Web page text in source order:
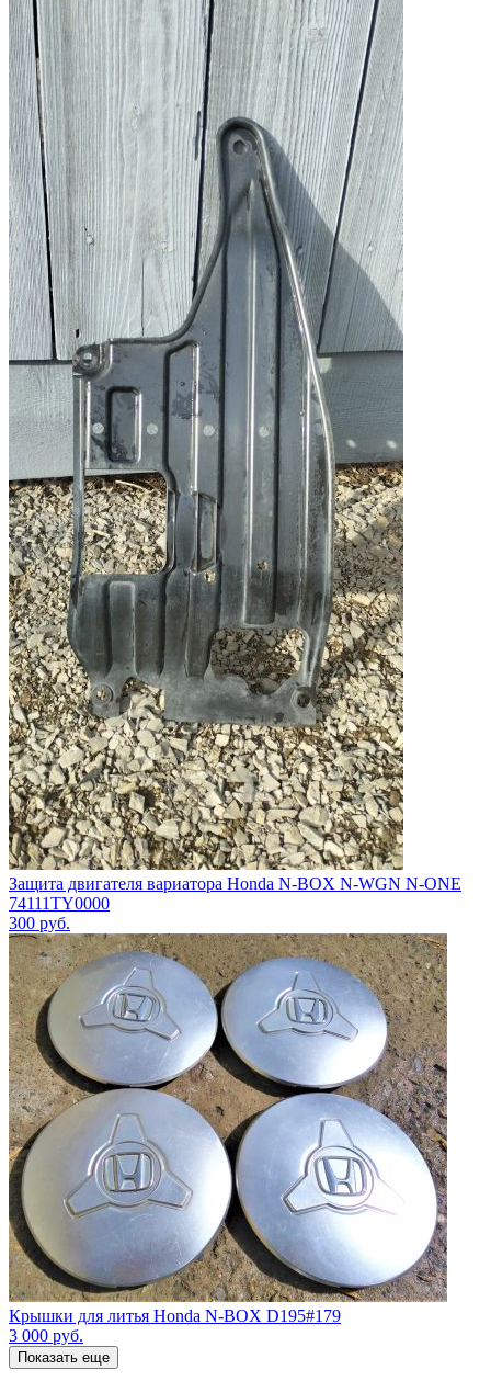
Защита двигателя вариатора Honda N-BOX N-WGN N-ONE
74111TY0000
300 руб.
Крышки для литья Honda N-BOX D195#179
3 000 руб.
Показать еще